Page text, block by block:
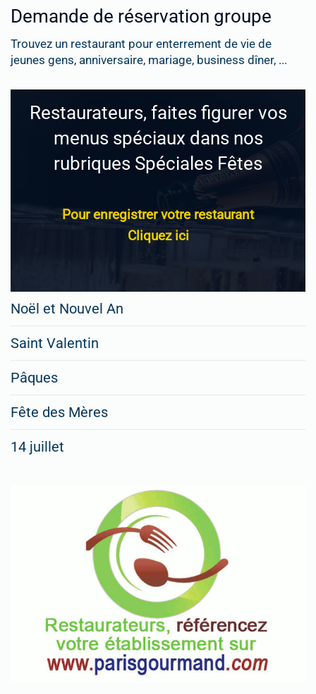
Demande de réservation groupe
Trouvez un restaurant pour enterrement de vie de
jeunes gens, anniversaire, mariage, business dîner, ...
Restaurateurs, faites figurer vos
menus spéciaux dans nos
rubriques Spéciales Fêtes
Pour enregistrer votre restaurant
Cliquez ici
Noël et Nouvel An
Saint Valentin
Pâques
Fête des Mères
14 juillet